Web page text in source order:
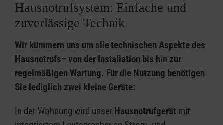
Hausnotrufsystem: Einfache und
zuverlässige Technik
Wir kümmern uns um alle technischen Aspekte des
Hausnotrufs– von der Installation bis hin zur
regelmäßigen Wartung. Für die Nutzung benötigen
Sie lediglich zwei kleine Geräte:
In der Wohnung wird unser Hausnotrufgerät mit